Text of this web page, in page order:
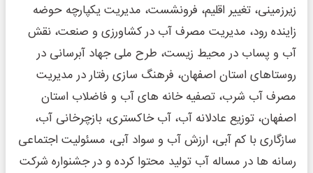
زیرزمینی، تغییر اقلیم، فرونشست، مدیریت یکپارچه حوضه
زاینده رود، مدیریت مصرف آب در کشاورزی و صنعت، نقش
آب و پساب در محیط زیست، طرح ملی جهاد آبرسانی در
روستاهای استان اصفهان، فرهنگ سازی رفتار در مدیریت
مصرف آب شرب، تصفیه خانه های آب و فاضلاب استان
اصفهان، توزیع عادلانه آب، آب خاکستری، بازچرخانی آب،
سازگاری با کم آبی، ارزش آب و سواد آبی، مسئولیت اجتماعی
رسانه ها در مساله آب تولید محتوا کرده و در جشنواره شرکت